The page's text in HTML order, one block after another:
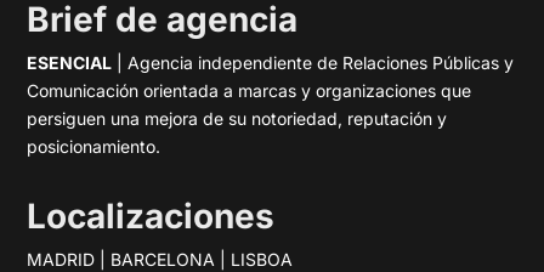
Brief de agencia
ESENCIAL | Agencia independiente de Relaciones Públicas y
Comunicación orientada a marcas y organizaciones que
persiguen una mejora de su notoriedad, reputación y
posicionamiento.
Localizaciones
MADRID | BARCELONA | LISBOA